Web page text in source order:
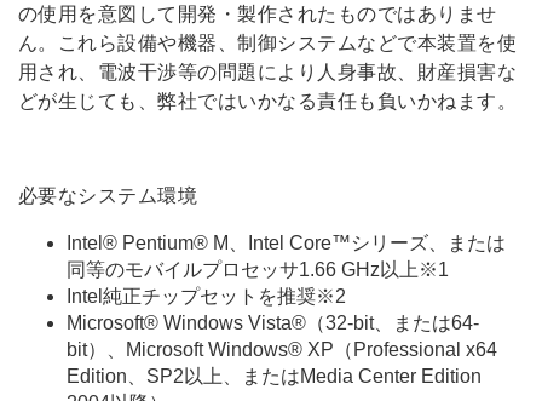
の使用を意図して開発・製作されたものではありませ
ん。これら設備や機器、制御システムなどで本装置を使
用され、電波干渉等の問題により人身事故、財産損害な
どが生じても、弊社ではいかなる責任も負いかねます。
必要なシステム環境
Intel® Pentium® M、Intel Core™シリーズ、または
同等のモバイルプロセッサ1.66 GHz以上※1
Intel純正チップセットを推奨※2
Microsoft® Windows Vista®（32-bit、または64-
bit）、Microsoft Windows® XP（Professional x64
Edition、SP2以上、またはMedia Center Edition